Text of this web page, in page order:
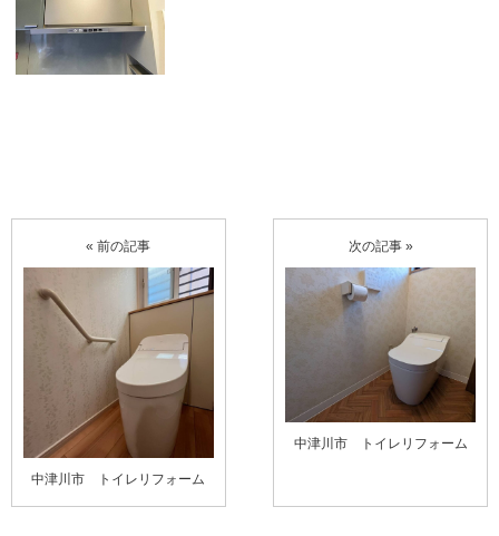
« 前の記事
中津川市 トイレリフォーム
次の記事 »
中津川市 トイレリフォーム